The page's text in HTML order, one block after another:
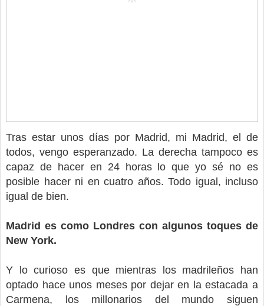
Tras estar unos días por Madrid, mi Madrid, el de
todos, vengo esperanzado. La derecha tampoco es
capaz de hacer en 24 horas lo que yo sé no es
posible hacer ni en cuatro años. Todo igual, incluso
igual de bien.
Madrid es como Londres con algunos toques de
New York.
Y lo curioso es que mientras los madrileños han
optado hace unos meses por dejar en la estacada a
Carmena, los millonarios del mundo siguen